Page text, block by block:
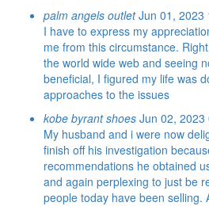
palm angels outlet Jun 01, 2023
I have to express my
me from this circumstance.
the world wide web and seeing
beneficial, I figured my life was
approaches to the issues
kobe byrant shoes Jun 02, 2023
My husband and i were now
finish off his investigation
recommendations he obtained
and again perplexing to just be
people today have been selling.